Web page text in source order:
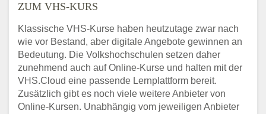
ZUM VHS-KURS
Klassische VHS-Kurse haben heutzutage zwar nach
wie vor Bestand, aber digitale Angebote gewinnen an
Bedeutung. Die Volkshochschulen setzen daher
zunehmend auch auf Online-Kurse und halten mit der
VHS.Cloud eine passende Lernplattform bereit.
Zusätzlich gibt es noch viele weitere Anbieter von
Online-Kursen. Unabhängig vom jeweiligen Anbieter